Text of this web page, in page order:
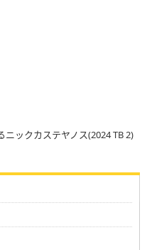
ニックカステヤノス(2024 TB 2)